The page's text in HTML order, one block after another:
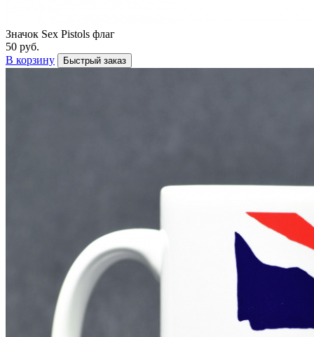
Значок Sex Pistols флаг
50 руб.
В корзину
Быстрый заказ